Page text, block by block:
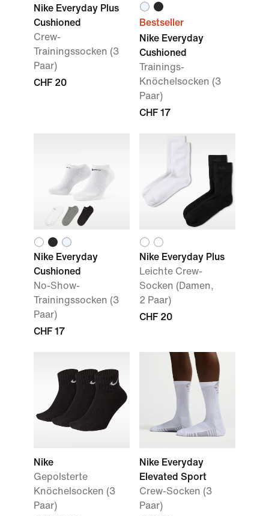
Nike Everyday Plus
Cushioned
Crew-
Trainingssocken (3
Paar)
CHF 20
Bestseller
Nike Everyday
Cushioned
Trainings-
Knöchelsocken (3
Paar)
CHF 17
Nike Everyday
Cushioned
No-Show-
Trainingssocken (3
Paar)
CHF 17
Nike Everyday Plus
Leichte Crew-
Socken (Damen,
2 Paar)
CHF 20
Nike
Gepolsterte
Knöchelsocken (3
Paar)
Nike Everyday
Elevated Sport
Crew-Socken (3
Paar)